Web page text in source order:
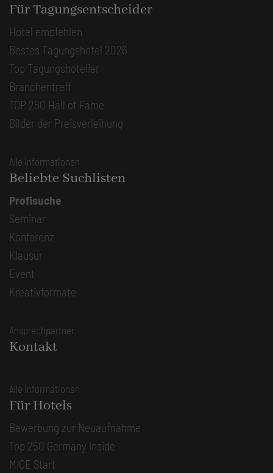
Für Tagungsentscheider
Hotel empfehlen
Bestes Tagungshotel 2026
Top Tagungshotelier
Branchentreff
TOP 250 Hall of Fame
Bilder der Preisverleihung
Alle Informationen
Beliebte Suchlisten
Profisuche
Seminar
Konferenz
Klausur
Event
Kreativformate
Ansprechpartner
Kontakt
Alle Informationen
Für Hotels
Bewerbung zur Neuaufnahme
Top 250 Germany Inside
MICE Start